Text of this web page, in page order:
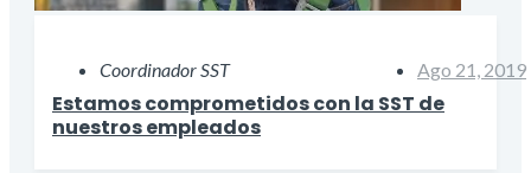
Coordinador SST Ago 21, 2019
Estamos comprometidos con la SST de
nuestros empleados